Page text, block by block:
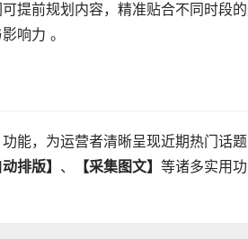
提前规划内容，精准贴合不同时段
响力 。
功能，为运营者清晰呈现近期热门话
动排版】 、 【采集图文】 等诸多实用